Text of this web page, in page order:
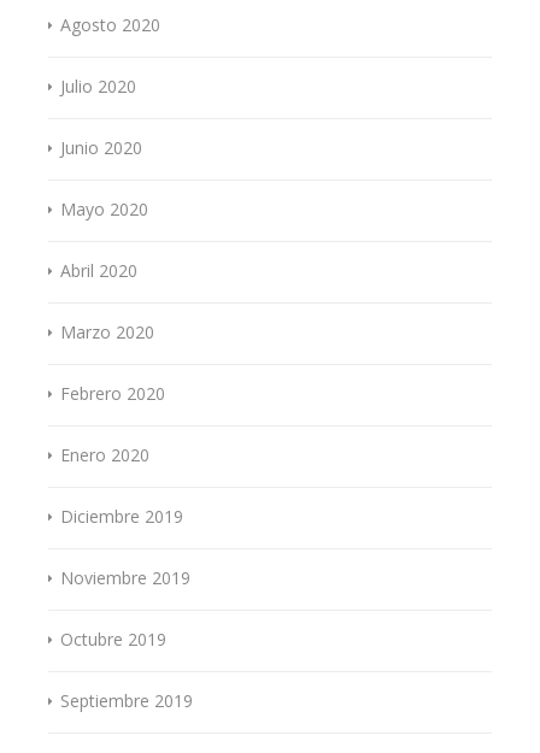
Agosto 2020
Julio 2020
Junio 2020
Mayo 2020
Abril 2020
Marzo 2020
Febrero 2020
Enero 2020
Diciembre 2019
Noviembre 2019
Octubre 2019
Septiembre 2019